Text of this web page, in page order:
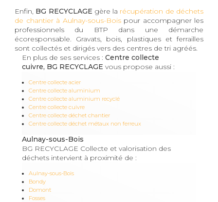
Enfin, BG RECYCLAGE gère la récupération de déchets
de chantier à Aulnay-sous-Boispour accompagner les
professionnels du BTP dans une démarche
écoresponsable. Gravats, bois, plastiques et ferrailles
sont collectés et dirigés vers des centres de tri agréés.
En plus de ses services : Centre collecte
cuivre, BG RECYCLAGE vous propose aussi :
Centre collecte acier
Centre collecte aluminium
Centre collecte aluminium recyclé
Centre collecte cuivre
Centre collecte déchet chantier
Centre collecte déchet métaux non ferreux
Aulnay-sous-Bois
BG RECYCLAGE Collecte et valorisation des
déchets intervient à proximité de :
Aulnay-sous-Bois
Bondy
Domont
Fosses